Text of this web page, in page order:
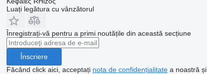
Luați legătura cu vânzătorul
Înregistrați-vă pentru a primi noutățile din această secțiune
Înscriere
Făcând click aici, acceptați nota de confidențialitatea noastră și